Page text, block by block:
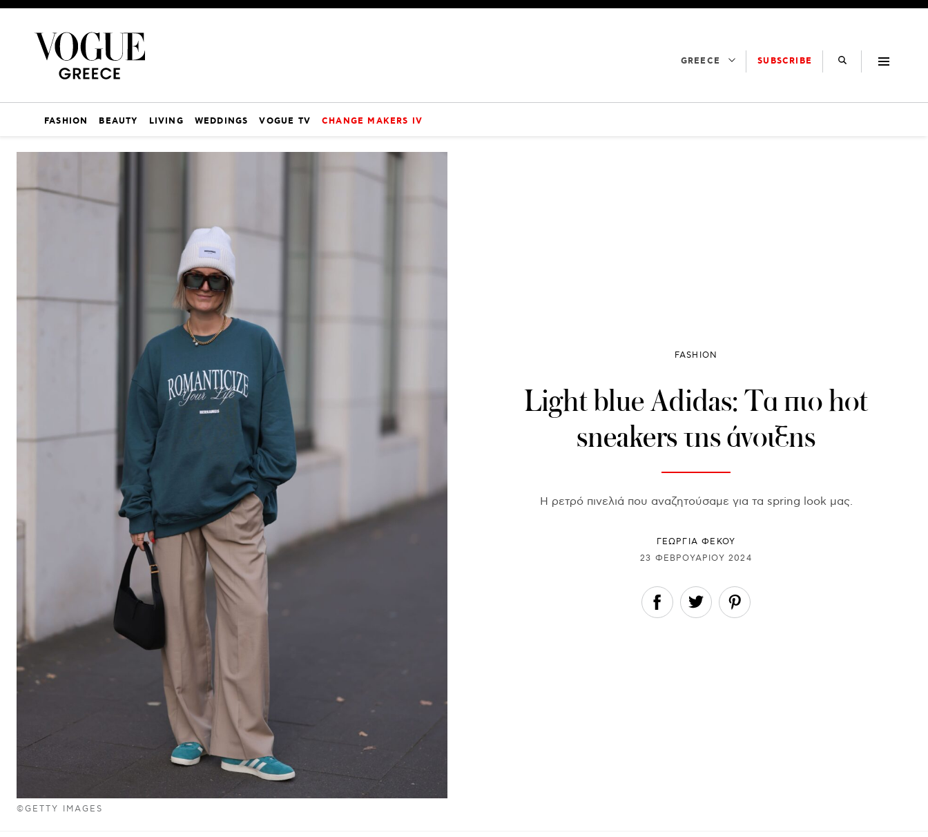
GREECE SUBSCRIBE
FASHION BEAUTY LIVING WEDDINGS VOGUE TV CHANGE MAKERS IV
©GETTY IMAGES
FASHION
Light blue Adidas: Τα πιο hot
sneakers της άνοιξης
Η ρετρό πινελιά που αναζητούσαμε για τα spring look μας.
ΓΕΩΡΓΙΑ ΦΕΚΟΥ
23 ΦΕΒΡΟΥΑΡΊΟΥ 2024